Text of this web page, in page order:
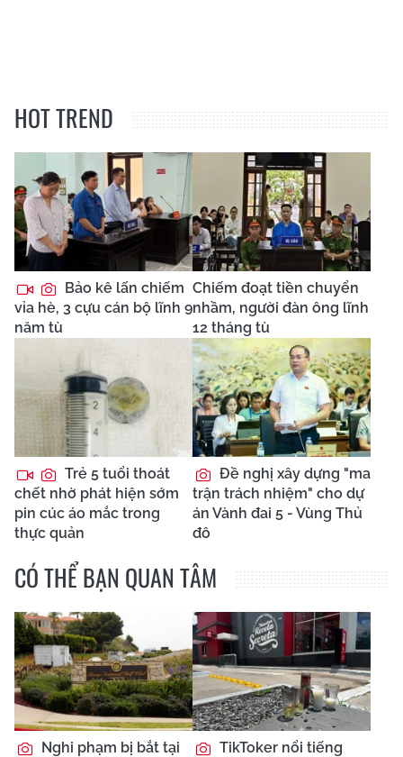
HOT TREND
Bảo kê lấn chiếm
vỉa hè, 3 cựu cán bộ lĩnh 9
năm tù
Chiếm đoạt tiền chuyển
nhầm, người đàn ông lĩnh
12 tháng tù
Trẻ 5 tuổi thoát
chết nhờ phát hiện sớm
pin cúc áo mắc trong
thực quản
Đề nghị xây dựng "ma
trận trách nhiệm" cho dự
án Vành đai 5 - Vùng Thủ
đô
CÓ THỂ BẠN QUAN TÂM
Nghi phạm bị bắt tại
TikToker nổi tiếng